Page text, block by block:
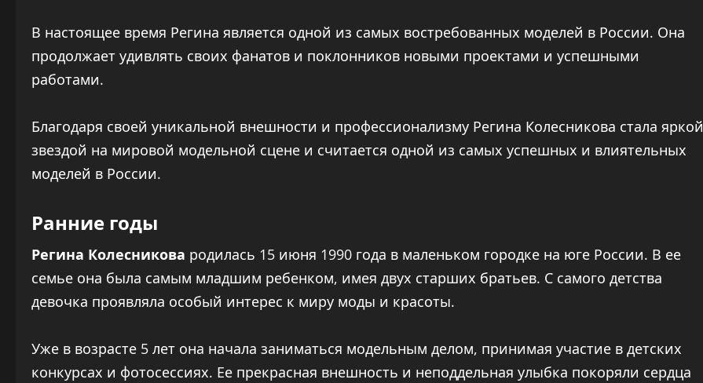
В настоящее время Регина является одной из самых востребованных моделей в России. Она
продолжает удивлять своих фанатов и поклонников новыми проектами и успешными
работами.
Благодаря своей уникальной внешности и профессионализму Регина Колесникова стала яркой
звездой на мировой модельной сцене и считается одной из самых успешных и влиятельных
моделей в России.
Ранние годы
Регина Колесникова родилась 15 июня 1990 года в маленьком городке на юге России. В ее
семье она была самым младшим ребенком, имея двух старших братьев. С самого детства
девочка проявляла особый интерес к миру моды и красоты.
Уже в возрасте 5 лет она начала заниматься модельным делом, принимая участие в детских
конкурсах и фотосессиях. Ее прекрасная внешность и неподдельная улыбка покоряли сердца